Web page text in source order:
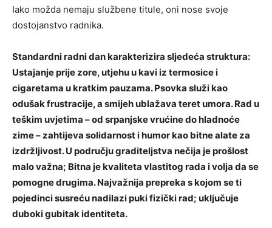
Iako možda nemaju službene titule, oni nose svoje
dostojanstvo radnika.
Standardni radni dan karakterizira sljedeća struktura:
Ustajanje prije zore, utjehu u kavi iz termosice i
cigaretama u kratkim pauzama. Psovka služi kao
odušak frustracije, a smijeh ublažava teret umora. Rad u
teškim uvjetima – od srpanjske vrućine do hladnoće
zime – zahtijeva solidarnost i humor kao bitne alate za
izdržljivost. U području graditeljstva nečija je prošlost
malo važna; Bitna je kvaliteta vlastitog rada i volja da se
pomogne drugima. Najvažnija prepreka s kojom se ti
pojedinci susreću nadilazi puki fizički rad; uključuje
duboki gubitak identiteta.